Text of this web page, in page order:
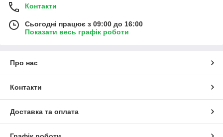
Контакти
Сьогодні працює з 09:00 до 16:00
Показати весь графік роботи
Про нас
Контакти
Доставка та оплата